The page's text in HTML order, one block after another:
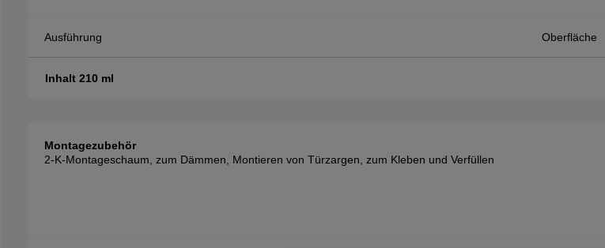
Ausführung Oberfläche
Inhalt 210 ml
Montagezubehör
2-K-Montageschaum, zum Dämmen, Montieren von Türzargen, zum Kleben und Verfüllen